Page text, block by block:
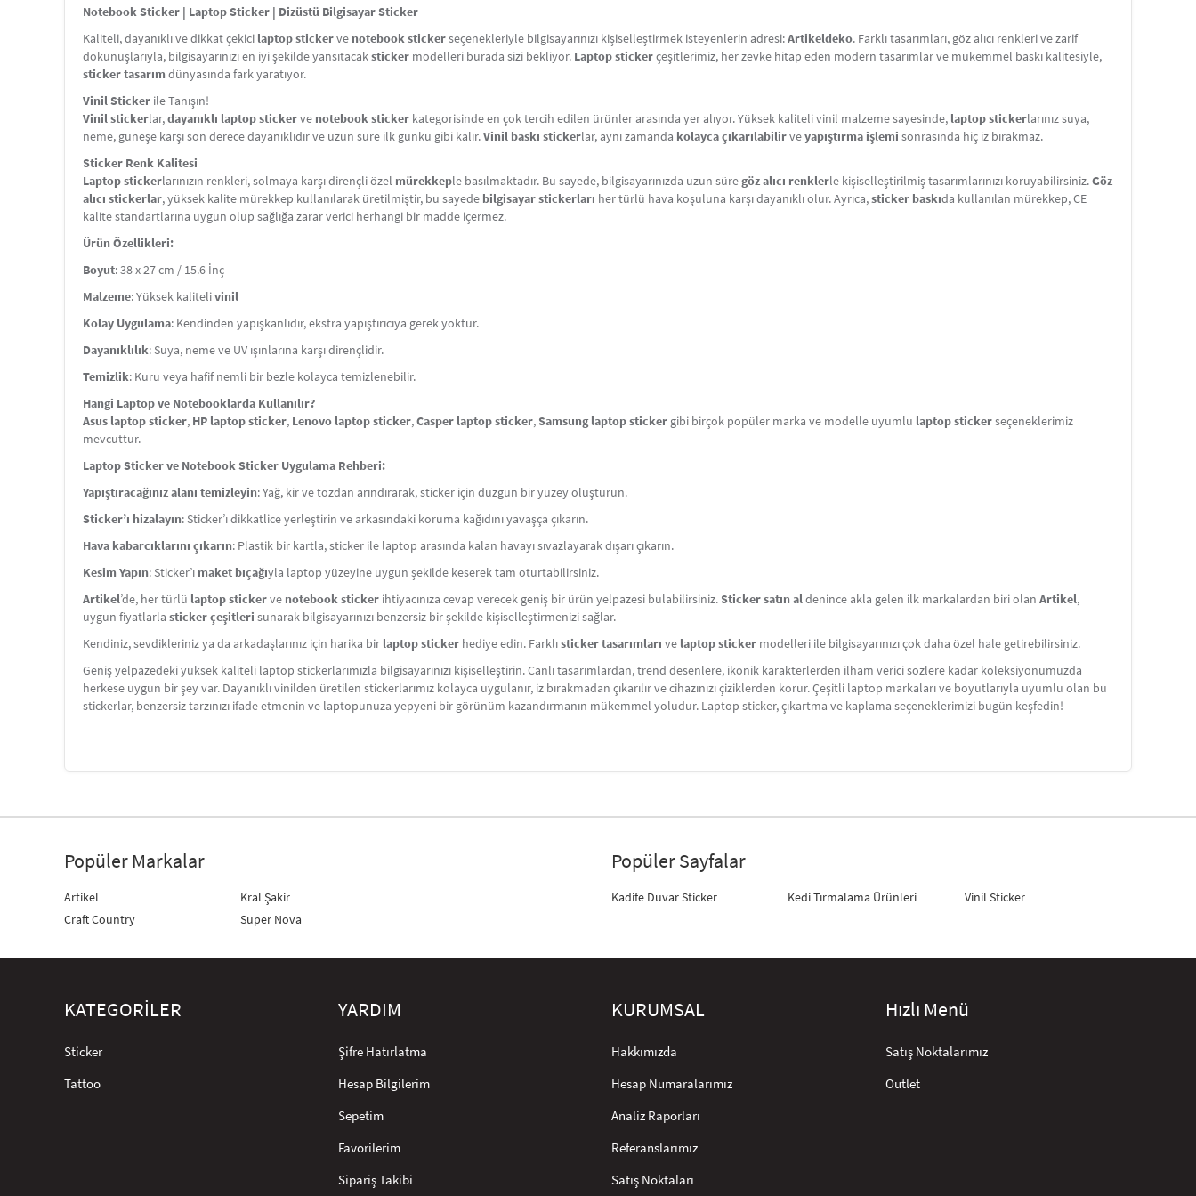
Notebook Sticker | Laptop Sticker | Dizüstü Bilgisayar Sticker
Kaliteli, dayanıklı ve dikkat çekici laptop stickerve notebook stickerseçenekleriyle bilgisayarınızı kişiselleştirmek isteyenlerin adresi:Artikeldeko. Farklı tasarımları, göz alıcı renkleri ve zarif
dokunuşlarıyla, bilgisayarınızı en iyi şekilde yansıtacaksticker modelleri burada sizi bekliyor. Laptop stickerçeşitlerimiz, her zevke hitap eden modern tasarımlar ve mükemmel baskı kalitesiyle,
sticker tasarım dünyasında fark yaratıyor.
Vinil Sticker ile Tanışın!
Vinil stickerlar,dayanıklı laptop stickerve notebook sticker kategorisinde en çok tercih edilen ürünler arasında yer alıyor. Yüksek kaliteli vinil malzeme sayesinde, laptop stickerlarınız suya,
neme, güneşe karşı son derece dayanıklıdır ve uzun süre ilk günkü gibi kalır.Vinil baskı stickerlar, aynı zamanda kolayca çıkarılabilirveyapıştırma işlemi sonrasında hiç iz bırakmaz.
Sticker Renk Kalitesi
Laptop stickerlarınızın renkleri, solmaya karşı dirençli özel mürekkeple basılmaktadır. Bu sayede, bilgisayarınızda uzun süregöz alıcı renklerle kişiselleştirilmiş tasarımlarınızı koruyabilirsiniz.Göz
alıcı stickerlar, yüksek kalite mürekkep kullanılarak üretilmiştir, bu sayede bilgisayar stickerları her türlü hava koşuluna karşı dayanıklı olur. Ayrıca,sticker baskıda kullanılan mürekkep, CE
kalite standartlarına uygun olup sağlığa zarar verici herhangi bir madde içermez.
Ürün Özellikleri:
Boyut: 38 x 27 cm / 15.6 İnç
Malzeme: Yüksek kalitelivinil
Kolay Uygulama: Kendinden yapışkanlıdır, ekstra yapıştırıcıya gerek yoktur.
Dayanıklılık: Suya, neme ve UV ışınlarına karşı dirençlidir.
Temizlik: Kuru veya hafif nemli bir bezle kolayca temizlenebilir.
Hangi Laptop ve Notebooklarda Kullanılır?
Asus laptop sticker, HP laptop sticker, Lenovo laptop sticker,Casper laptop sticker,Samsung laptop sticker gibi birçok popüler marka ve modelle uyumlu laptop stickerseçeneklerimiz
mevcuttur.
Laptop Sticker ve Notebook Sticker Uygulama Rehberi:
Yapıştıracağınız alanı temizleyin: Yağ, kir ve tozdan arındırarak, sticker için düzgün bir yüzey oluşturun.
Sticker’ı hizalayın: Sticker’ı dikkatlice yerleştirin ve arkasındaki koruma kağıdını yavaşça çıkarın.
Hava kabarcıklarını çıkarın: Plastik bir kartla, sticker ile laptop arasında kalan havayı sıvazlayarak dışarı çıkarın.
Kesim Yapın: Sticker’ı maket bıçağıyla laptop yüzeyine uygun şekilde keserek tam oturtabilirsiniz.
Artikel’de, her türlü laptop stickerve notebook sticker ihtiyacınıza cevap verecek geniş bir ürün yelpazesi bulabilirsiniz.Sticker satın aldenince akla gelen ilk markalardan biri olan Artikel,
uygun fiyatlarla sticker çeşitleri sunarak bilgisayarınızı benzersiz bir şekilde kişiselleştirmenizi sağlar.
Kendiniz, sevdikleriniz ya da arkadaşlarınız için harika bir laptop sticker hediye edin. Farklısticker tasarımları ve laptop sticker modelleri ile bilgisayarınızı çok daha özel hale getirebilirsiniz.
Geniş yelpazedeki yüksek kaliteli laptop stickerlarımızla bilgisayarınızı kişiselleştirin. Canlı tasarımlardan, trend desenlere, ikonik karakterlerden ilham verici sözlere kadar koleksiyonumuzda
herkese uygun bir şey var. Dayanıklı vinilden üretilen stickerlarımız kolayca uygulanır, iz bırakmadan çıkarılır ve cihazınızı çiziklerden korur. Çeşitli laptop markaları ve boyutlarıyla uyumlu olan bu
stickerlar, benzersiz tarzınızı ifade etmenin ve laptopunuza yepyeni bir görünüm kazandırmanın mükemmel yoludur. Laptop sticker, çıkartma ve kaplama seçeneklerimizi bugün keşfedin!
Popüler Markalar
Artikel
Craft Country
Kral Şakir
Super Nova
Popüler Sayfalar
Kadife Duvar Sticker Kedi Tırmalama Ürünleri Vinil Sticker
KATEGORİLER
Sticker
Tattoo
YARDIM
Şifre Hatırlatma
Hesap Bilgilerim
Sepetim
Favorilerim
Sipariş Takibi
KURUMSAL
Hakkımızda
Hesap Numaralarımız
Analiz Raporları
Referanslarımız
Satış Noktaları
Hızlı Menü
Satış Noktalarımız
Outlet